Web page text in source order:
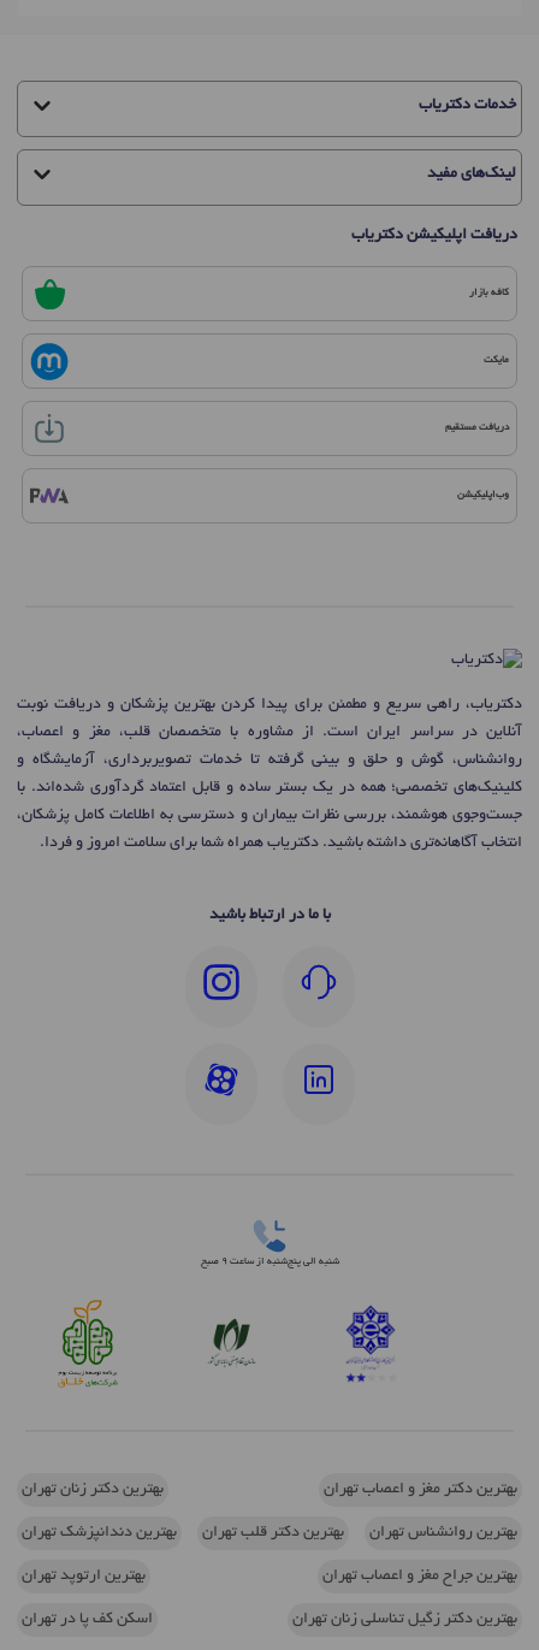
خدمات دکتریاب
لینک‌های مفید
دریافت اپلیکیشن دکتریاب
کافه بازار
مایکت
دریافت مستقیم
وب‌اپلیکیشن
دکتریاب، راهی سریع و مطمئن برای پیدا کردن بهترین پزشکان و دریافت نوبت
آنلاین در سراسر ایران است. از مشاوره با متخصصان قلب، مغز و اعصاب،
روانشناس، گوش و حلق و بینی گرفته تا خدمات تصویربرداری، آزمایشگاه و
کلینیک‌های تخصصی؛ همه در یک بستر ساده و قابل اعتماد گردآوری شده‌اند. با
جست‌وجوی هوشمند، بررسی نظرات بیماران و دسترسی به اطلاعات کامل پزشکان،
انتخاب آگاهانه‌تری داشته باشید. دکتریاب همراه شما برای سلامت امروز و فردا.
با ما در ارتباط باشید
شنبه الی پنج‌شنبه از ساعت 9 صبح
بهترین دکتر مغز و اعصاب تهران بهترین دکتر زنان تهران
بهترین روانشناس تهران بهترین دکتر قلب تهران بهترین دندانپزشک تهران
بهترین جراح مغز و اعصاب تهران بهترین ارتوپد تهران
بهترین دکتر زگیل تناسلی زنان تهران اسکن کف پا در تهران